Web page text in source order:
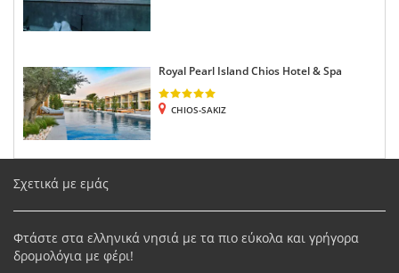
Royal Pearl Island Chios Hotel & Spa
CHIOS-SAKIZ
Σχετικά με εμάς
Φτάστε στα ελληνικά νησιά με τα πιο εύκολα και γρήγορα
δρομολόγια με φέρι!